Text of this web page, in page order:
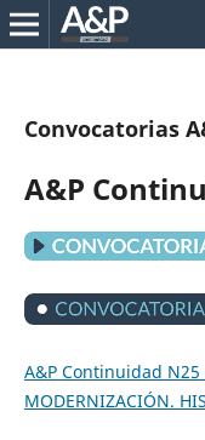
Convocatorias
A&P
A&P Continuidad N25
MODERNIZACIÓN.